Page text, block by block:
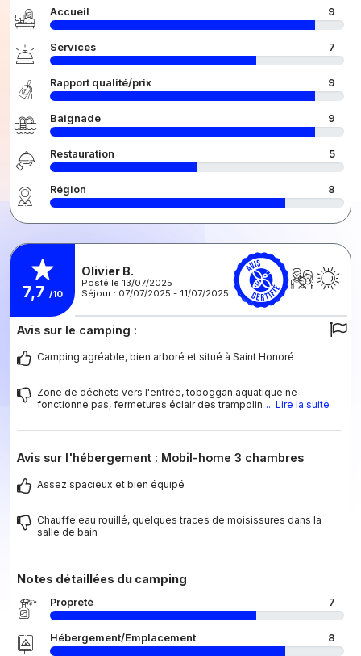
Accueil 9
Services 7
Rapport qualité/prix 9
Baignade 9
Restauration 5
Région 8
7,7 /10
Olivier B.
Posté le 13/07/2025
Séjour : 07/07/2025 - 11/07/2025
Avis sur le camping :
Camping agréable, bien arboré et situé à Saint Honoré
Zone de déchets vers l'entrée, toboggan aquatique ne
fonctionne pas, fermetures éclair des trampolin ... Lire la suite
Avis sur l'hébergement : Mobil-home 3 chambres
Assez spacieux et bien équipé
Chauffe eau rouillé, quelques traces de moisissures dans la
salle de bain
Notes détaillées du camping
Propreté 7
Hébergement/Emplacement 8